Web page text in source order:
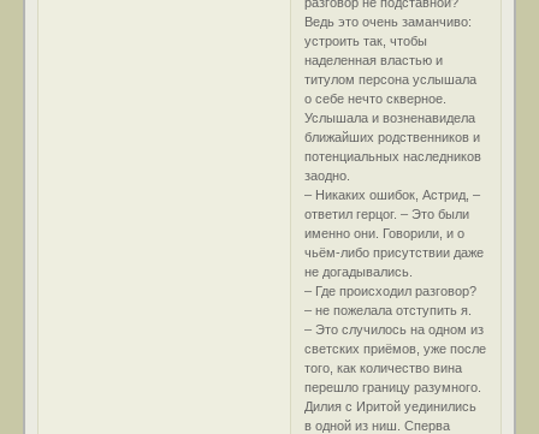
Ведь это очень заманчиво:
устроить так, чтобы
наделенная властью и
титулом персона услышала
о себе нечто скверное.
Услышала и возненавидела
ближайших родственников и
потенциальных наследников
заодно.
– Никаких ошибок, Астрид, –
ответил герцог. – Это были
именно они. Говорили, и о
чьём-либо присутствии даже
не догадывались.
– Где происходил разговор?
– не пожелала отступить я.
– Это случилось на одном из
светских приёмов, уже после
того, как количество вина
перешло границу разумного.
Дилия с Иритой уединились
в одной из ниш. Сперва